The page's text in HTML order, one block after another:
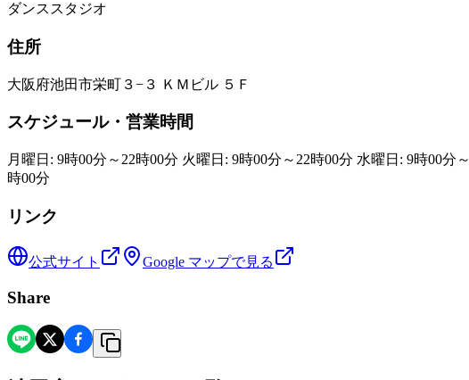
ダンススタジオ
住所
大阪府池田市栄町３−３ ＫＭビル ５Ｆ
スケジュール・営業時間
月曜日: 9時00分～22時00分 火曜日: 9時00分～22時00分 水曜日: 9時00
時00分
リンク
公式サイト Google マップで見る
Share